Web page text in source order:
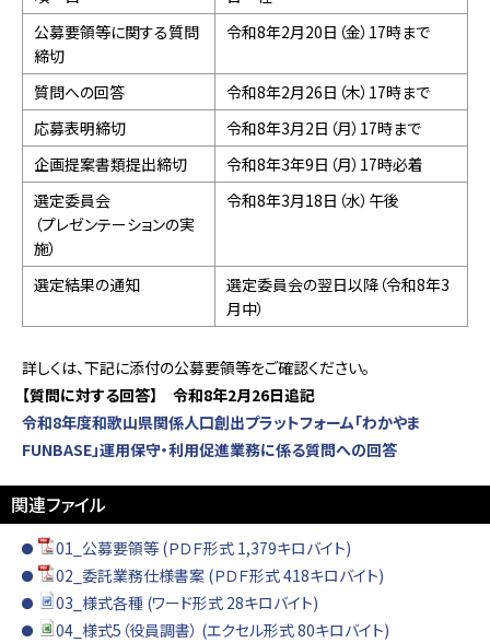
公募要領等に関する質問
締切
令和8年2月20日（金）17時まで
質問への回答
令和8年2月26日（木）17時まで
応募表明締切
令和8年3月2日（月）17時まで
企画提案書類提出締切
令和8年3年9日（月）17時必着
選定委員会
（プレゼンテーションの実
施）
令和8年3月18日（水）午後
選定結果の通知
選定委員会の翌日以降（令和8年3
月中）
詳しくは、下記に添付の公募要領等をご確認ください。
【質問に対する回答】 令和8年2月26日追記
令和8年度和歌山県関係人口創出プラットフォーム「わかやま
FUNBASE」運用保守・利用促進業務に係る質問への回答
関連ファイル
01_公募要領等 (ＰＤＦ形式 1,379キロバイト)
02_委託業務仕様書案 (ＰＤＦ形式 418キロバイト)
03_様式各種 (ワード形式 28キロバイト)
04_様式5（役員調書） (エクセル形式 80キロバイト)